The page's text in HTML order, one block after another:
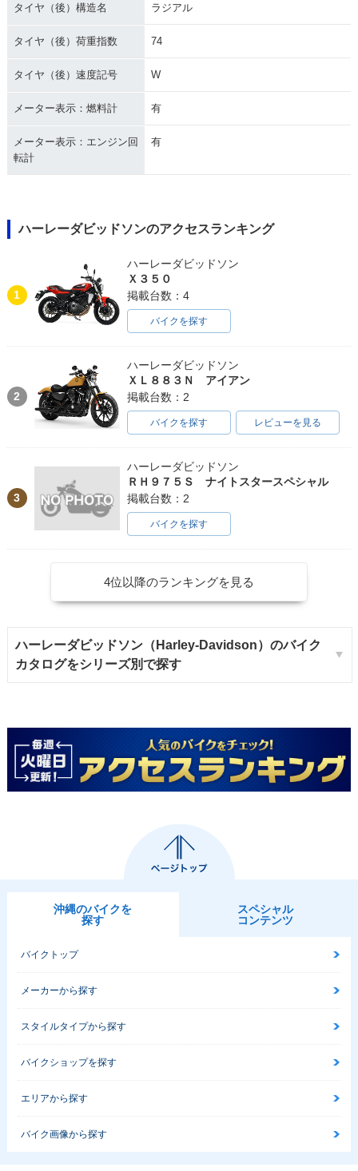
タイヤ（後）構造名 ラジアル
タイヤ（後）荷重指数 74
タイヤ（後）速度記号 W
メーター表示：燃料計 有
メーター表示：エンジン回
転計
有
ハーレーダビッドソンのアクセスランキング
1
ハーレーダビッドソン
Ｘ３５０
掲載台数：4
バイクを探す
2
ハーレーダビッドソン
ＸＬ８８３Ｎ アイアン
掲載台数：2
バイクを探す レビューを見る
3
ハーレーダビッドソン
ＲＨ９７５Ｓ ナイトスタースペシャル
掲載台数：2
バイクを探す
4位以降のランキングを見る
ハーレーダビッドソン（Harley-Davidson）のバイク
カタログをシリーズ別で探す
沖縄のバイクを
探す
スペシャル
コンテンツ
バイクトップ
メーカーから探す
スタイルタイプから探す
バイクショップを探す
エリアから探す
バイク画像から探す